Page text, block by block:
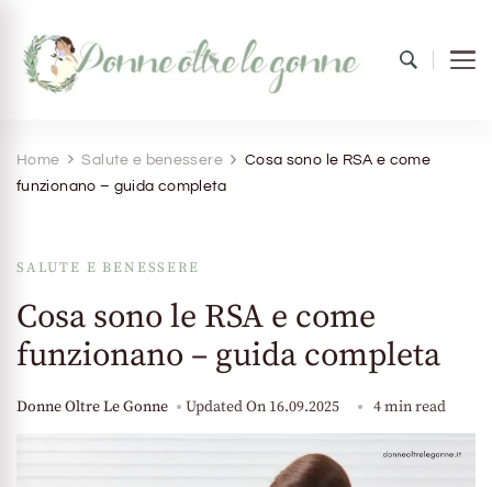
Home Salute e benessere
Cosa sono le RSA e come
funzionano – guida completa
SALUTE E BENESSERE
Cosa sono le RSA e come
funzionano – guida completa
Donne Oltre Le Gonne Updated On 16.09.2025 4 min read